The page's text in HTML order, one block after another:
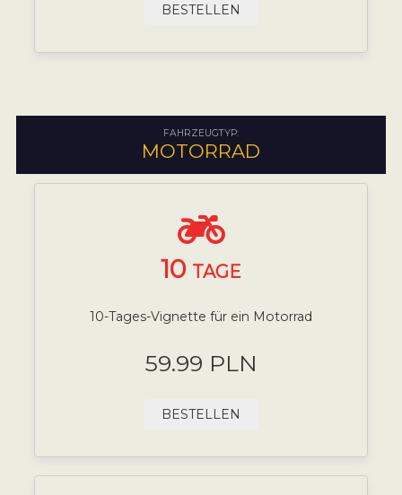
BESTELLEN
FAHRZEUGTYP:
MOTORRAD
10 TAGE
10-Tages-Vignette für ein Motorrad
59.99 PLN
BESTELLEN